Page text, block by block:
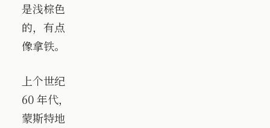
是浅棕色
的，有点
像拿铁。
上个世纪
60 年代，
蒙斯特地